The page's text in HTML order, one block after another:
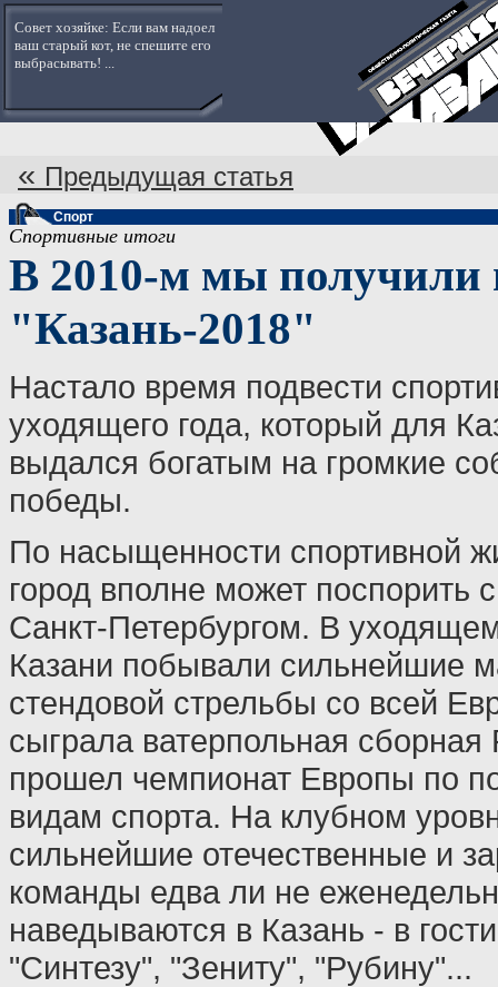
Совет хозяйке: Если вам надоел
ваш старый кот, не спешите его
выбрасывать! ...
« Предыдущая статья
Спорт
Спортивные итоги
В 2010-м мы получили
"Казань-2018"
Настало время подвести
уходящего года, который для
выдался богатым на громкие
победы.
По насыщенности спортивной
город вполне может поспорить
Санкт-Петербургом. В
Казани побывали сильнейшие
стендовой стрельбы со всей
сыграла ватерпольная сборная
прошел чемпионат Европы по
видам спорта. На клубном
сильнейшие отечественные и
команды едва ли не
наведываются в Казань - в
"Синтезу", "Зениту", "Рубину"...